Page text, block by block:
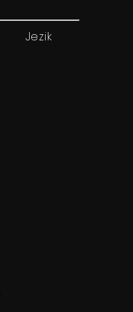
Jezik